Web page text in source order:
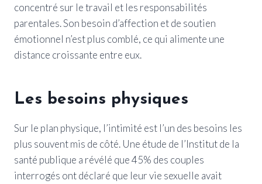
concentré sur le travail et les responsabilités
parentales. Son besoin d’affection et de soutien
émotionnel n’est plus comblé, ce qui alimente une
distance croissante entre eux.
Les besoins physiques
Sur le plan physique, l’intimité est l’un des besoins les
plus souvent mis de côté. Une étude de l’Institut de la
santé publique a révélé que 45% des couples
interrogés ont déclaré que leur vie sexuelle avait